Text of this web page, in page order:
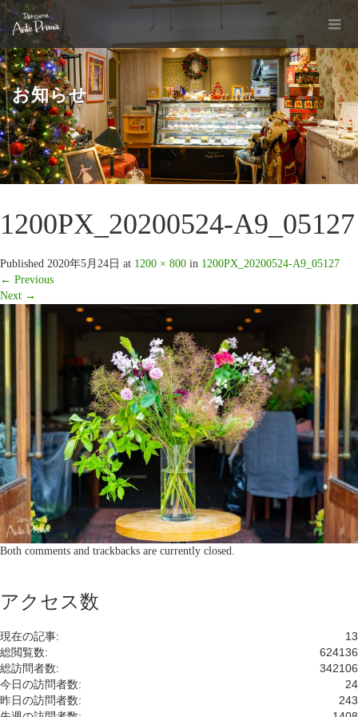
お知らせ
1200PX_20200524-A9_05127
Published 2020年5月24日 at 1200 × 800 in 1200PX_20200524-A9_05127
← Previous
Next →
Both comments and trackbacks are currently closed.
アクセス数
13
現在の記事:
624136
総閲覧数:
342106
総訪問者数:
24
今日の訪問者数:
243
昨日の訪問者数: